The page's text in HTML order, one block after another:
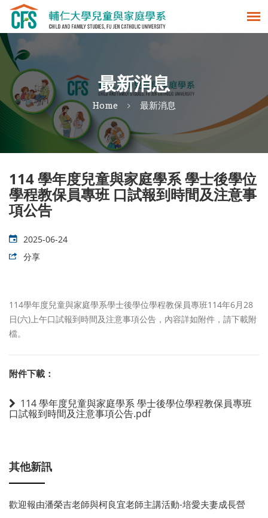
最新消息
Home 最新消息
114 學年度兒童與家庭學系 學士後學位
學程教保員專班 口試報到時間及注意事
項公告
2025-06-24
分享
114學年度兒童與家庭學系學士後學位學程教保員專班114年6月28
日(六)上午口試報到時間及注意事項公告，內容詳如附件，請下載附
檔。
附件下載：
114 學年度兒童與家庭學系 學士後學位學程教保員專班
口試報到時間及注意事項公告.pdf
其他新訊
歡迎報由潘榮吉老師與柯良宜老師主講活動-培愛夫妻成長營